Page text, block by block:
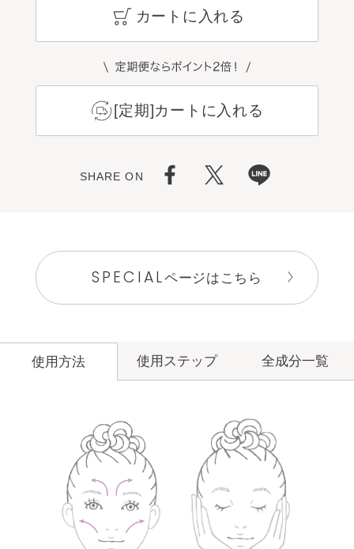
カートに入れる
[定期]カートに入れる
SHARE ON
SPECIALページはこちら
使用方法 使用ステップ
洗顔料
角層ケア 化粧水
メイク落とし
洗顔料
全成分一覧